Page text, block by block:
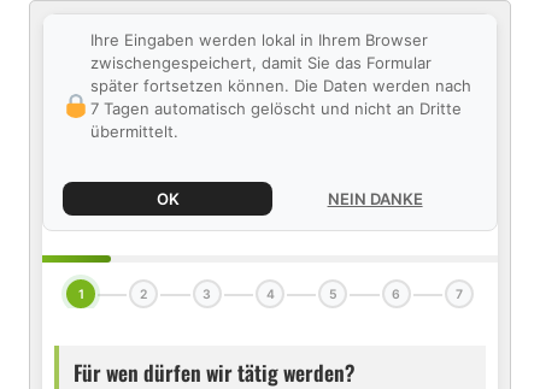
Ihre Eingaben werden lokal in Ihrem Browser
zwischengespeichert, damit Sie das Formular
später fortsetzen können. Die Daten werden nach
7 Tagen automatisch gelöscht und nicht an Dritte
übermittelt.
OK NEIN DANKE
1 2 3 4 5 6 7
Für wen dürfen wir tätig werden?